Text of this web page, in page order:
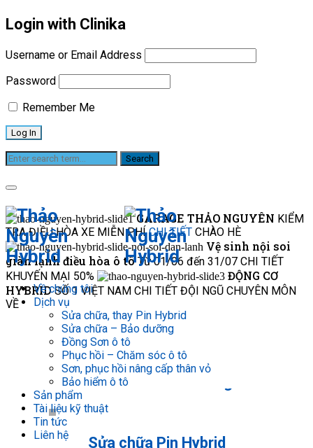
Login with Clinika
Username or Email Address
Password
Remember Me
Về chúng tôi
Dịch vụ
Sửa chữa, thay Pin Hybrid
Sửa chữa – Bảo dưỡng
Đồng Sơn ô tô
Phục hồi – Chăm sóc ô tô
Sơn, phục hồi nâng cấp thân vỏ
Bảo hiểm ô tô
Sản phẩm
Tài liệu kỹ thuật
Tin tức
Liên hệ
Dịch vụ
GARAGE THẢO NGUYÊN KIỂM
TRA ĐIỀU HÒA XE MIỄN PHÍCHI TIẾT CHÀO HÈ
Vệ sinh nội soi
giàn lạnh điều hòa ô tôTừ 01/06 đến 31/07 CHI TIẾT
KHUYẾN MẠI 50%
ĐỘNG CƠ
HYBRIDSỐ 1 VIỆT NAM CHI TIẾT ĐỘI NGŨ CHUYÊN MÔN
VỀ
Dịch vụ của chúng tôi
Sửa chữa - Bảo dưỡng
Sửa chữa Pin Hybrid